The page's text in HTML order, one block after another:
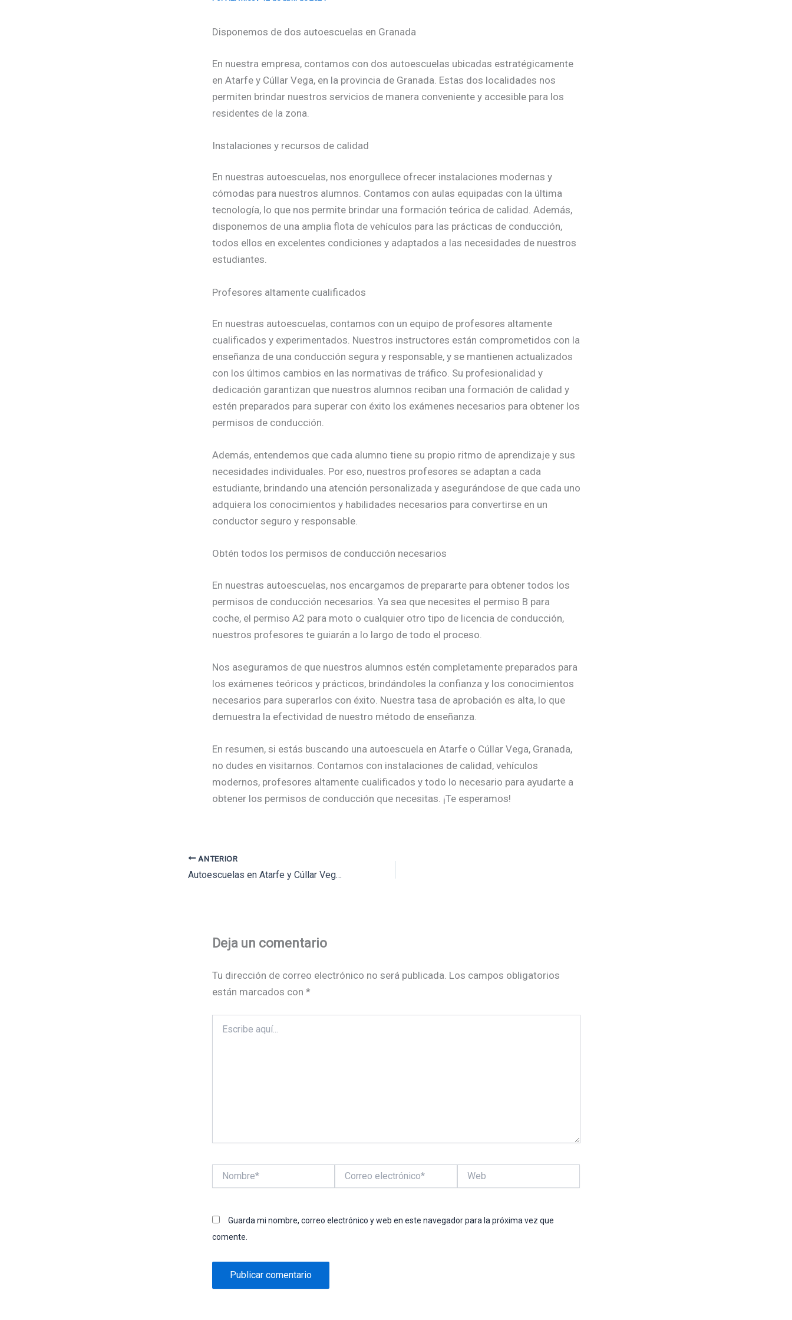
Disponemos de dos autoescuelas en Granada
En nuestra empresa, contamos con dos autoescuelas ubicadas estratégicamente
en Atarfe y Cúllar Vega, en la provincia de Granada. Estas dos localidades nos
permiten brindar nuestros servicios de manera conveniente y accesible para los
residentes de la zona.
Instalaciones y recursos de calidad
En nuestras autoescuelas, nos enorgullece ofrecer instalaciones modernas y
cómodas para nuestros alumnos. Contamos con aulas equipadas con la última
tecnología, lo que nos permite brindar una formación teórica de calidad. Además,
disponemos de una amplia flota de vehículos para las prácticas de conducción,
todos ellos en excelentes condiciones y adaptados a las necesidades de nuestros
estudiantes.
Profesores altamente cualificados
En nuestras autoescuelas, contamos con un equipo de profesores altamente
cualificados y experimentados. Nuestros instructores están comprometidos con la
enseñanza de una conducción segura y responsable, y se mantienen actualizados
con los últimos cambios en las normativas de tráfico. Su profesionalidad y
dedicación garantizan que nuestros alumnos reciban una formación de calidad y
estén preparados para superar con éxito los exámenes necesarios para obtener los
permisos de conducción.
Además, entendemos que cada alumno tiene su propio ritmo de aprendizaje y sus
necesidades individuales. Por eso, nuestros profesores se adaptan a cada
estudiante, brindando una atención personalizada y asegurándose de que cada uno
adquiera los conocimientos y habilidades necesarios para convertirse en un
conductor seguro y responsable.
Obtén todos los permisos de conducción necesarios
En nuestras autoescuelas, nos encargamos de prepararte para obtener todos los
permisos de conducción necesarios. Ya sea que necesites el permiso B para
coche, el permiso A2 para moto o cualquier otro tipo de licencia de conducción,
nuestros profesores te guiarán a lo largo de todo el proceso.
Nos aseguramos de que nuestros alumnos estén completamente preparados para
los exámenes teóricos y prácticos, brindándoles la confianza y los conocimientos
necesarios para superarlos con éxito. Nuestra tasa de aprobación es alta, lo que
demuestra la efectividad de nuestro método de enseñanza.
En resumen, si estás buscando una autoescuela en Atarfe o Cúllar Vega, Granada,
no dudes en visitarnos. Contamos con instalaciones de calidad, vehículos
modernos, profesores altamente cualificados y todo lo necesario para ayudarte a
obtener los permisos de conducción que necesitas. ¡Te esperamos!
ANTERIOR
Autoescuelas en Atarfe y Cúllar Vega: Formación de calidad y expertos en conducción
Deja un comentario
Tu dirección de correo electrónico no será publicada. Los campos obligatorios
están marcados con *
aquí...
electrónico*
Guarda mi nombre, correo electrónico y web en este navegador para la próxima vez que
comente.